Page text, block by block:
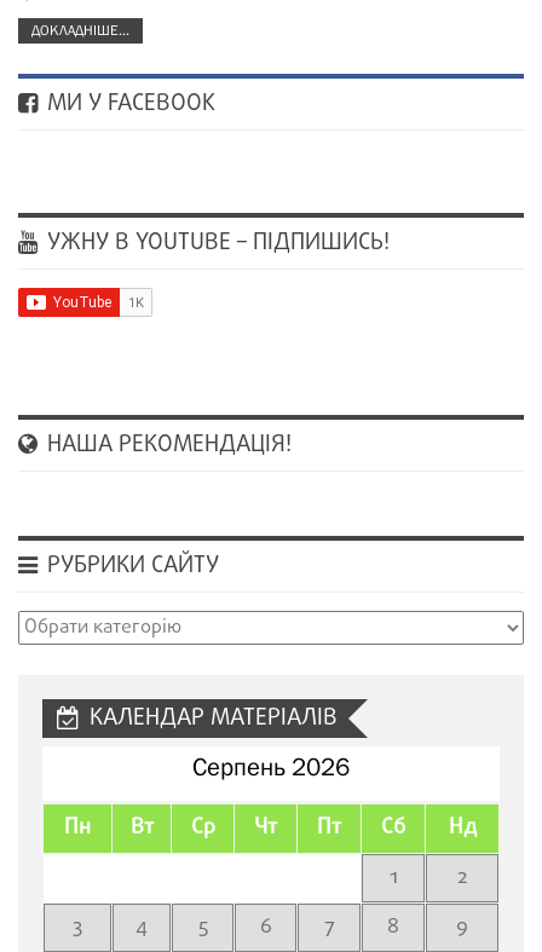
ДОКЛАДНІШЕ...
МИ У FACEBOOK
УЖНУ В YOUTUBE – ПІДПИШИСЬ!
НАША РЕКОМЕНДАЦІЯ!
РУБРИКИ САЙТУ
Рубрики
КАЛЕНДАР МАТЕРІАЛІВ
Серпень 2026
Пн Вт Ср Чт Пт Сб Нд
1
2
3
4 5 6 7 8
9